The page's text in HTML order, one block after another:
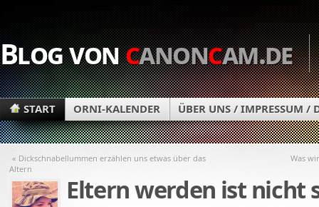
Blog voncanoncam.de
START ORNI-KALENDER ÜBER UNS / IMPRESSUM /
« Dickschnabellummen erzählen uns etwas über das
Altern
Was
Eltern werden ist nicht